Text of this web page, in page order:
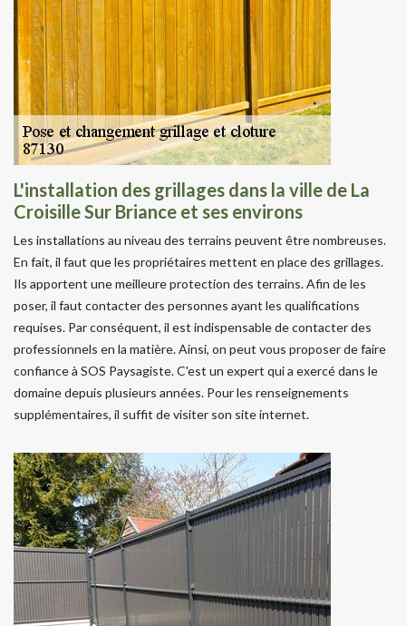
L'installation des grillages dans la ville de La
Croisille Sur Briance et ses environs
Les installations au niveau des terrains peuvent être nombreuses.
En fait, il faut que les propriétaires mettent en place des grillages.
Ils apportent une meilleure protection des terrains. Afin de les
poser, il faut contacter des personnes ayant les qualifications
requises. Par conséquent, il est indispensable de contacter des
professionnels en la matière. Ainsi, on peut vous proposer de faire
confiance à SOS Paysagiste. C'est un expert qui a exercé dans le
domaine depuis plusieurs années. Pour les renseignements
supplémentaires, il suffit de visiter son site internet.